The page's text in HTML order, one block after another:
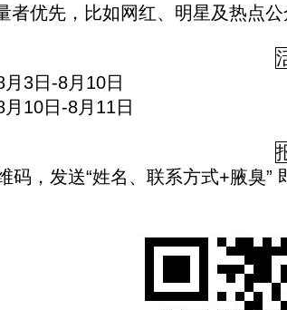
者优先，比如网红、明星及热点公
3日-8月10日
10日-8月11日
码，发送“姓名、联系方式+腋臭”